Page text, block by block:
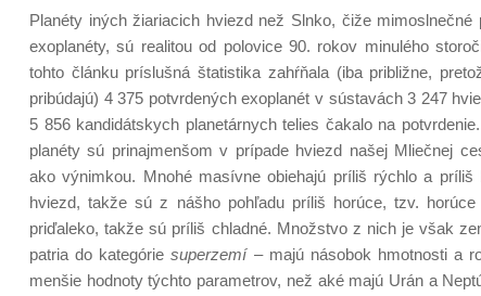
Planéty iných žiariacich hviezd než Slnko, čiže mimoslnečné
exoplanéty, sú realitou od polovice 90. rokov minulého
tohto článku príslušná štatistika zahŕňala (iba približne,
pribúdajú) 4 375 potvrdených exoplanét v sústavách 3 247
5 856 kandidátskych planetárnych telies čakalo na
planéty sú prinajmenšom v prípade hviezd našej Mliečnej
ako výnimkou. Mnohé masívne obiehajú príliš rýchlo a príliš
hviezd, takže sú z nášho pohľadu príliš horúce, tzv.
priďaleko, takže sú príliš chladné. Množstvo z nich je však
patria do kategóriesuperzemí– majú násobok hmotnosti a
menšie hodnoty týchto parametrov, než aké majú Urán a